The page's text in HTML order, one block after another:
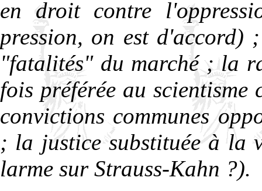
en droit contre
pression, on est
"fatalités" du marché ; la
fois préférée au
convictions communes
; la justice substituée à la
larme sur Strauss-Kahn ?).